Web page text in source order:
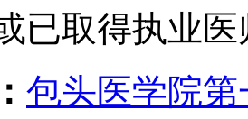
已取得执业
包头医学院